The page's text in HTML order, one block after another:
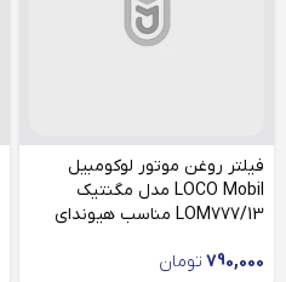
فیلتر روغن موتور لوکومبیل
LOCO Mobil مدل مگنتیک
LOM777/13 مناسب هیوندای
790,000 تومان